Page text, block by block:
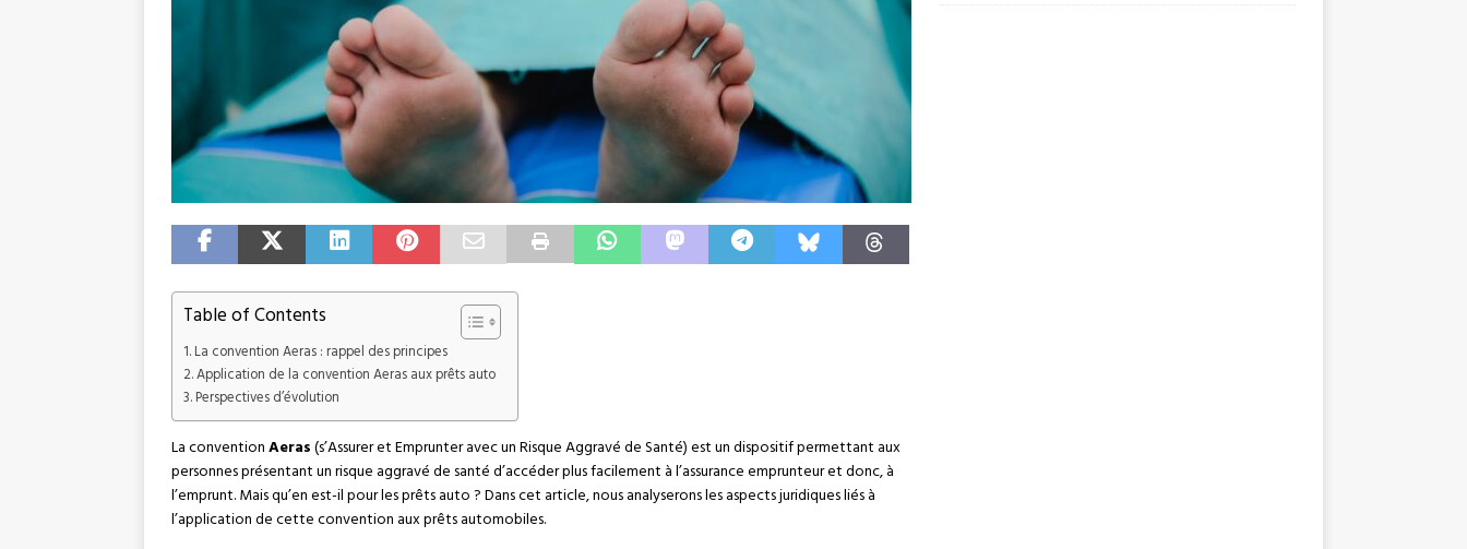
Table of Contents
La convention Aeras : rappel des principes
Application de la convention Aeras aux prêts auto
Perspectives d’évolution
La conventionAeras(s’Assurer et Emprunter avec un Risque Aggravé de Santé) est un dispositif permettant aux
personnes présentant un risque aggravé de santé d’accéder plus facilement à l’assurance emprunteur et donc, à
l’emprunt. Mais qu’en est-il pour les prêts auto ? Dans cet article, nous analyserons les aspects juridiques liés à
l’application de cette convention aux prêts automobiles.